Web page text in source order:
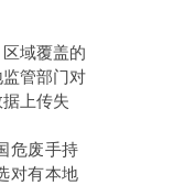
域覆盖的
管部门对
上传失
危废手持
对有本地